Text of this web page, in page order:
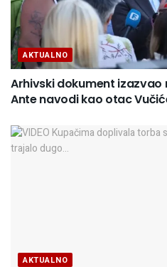
AKTUALNO
Arhivski dokument izazvao
Ante navodi kao otac
AKTUALNO